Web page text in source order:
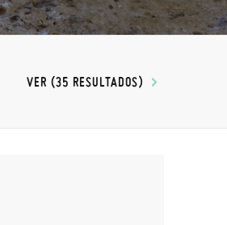
VER (35 RESULTADOS)